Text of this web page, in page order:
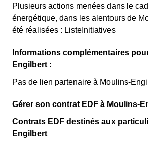
Plusieurs actions menées dans le
énergétique, dans les alentours de
été réalisées : ListeInitiatives
Informations complémentaires
Engilbert :
Pas de lien partenaire à Moulins-
Gérer son contrat EDF à Moulins-
Contrats EDF destinés aux
Engilbert